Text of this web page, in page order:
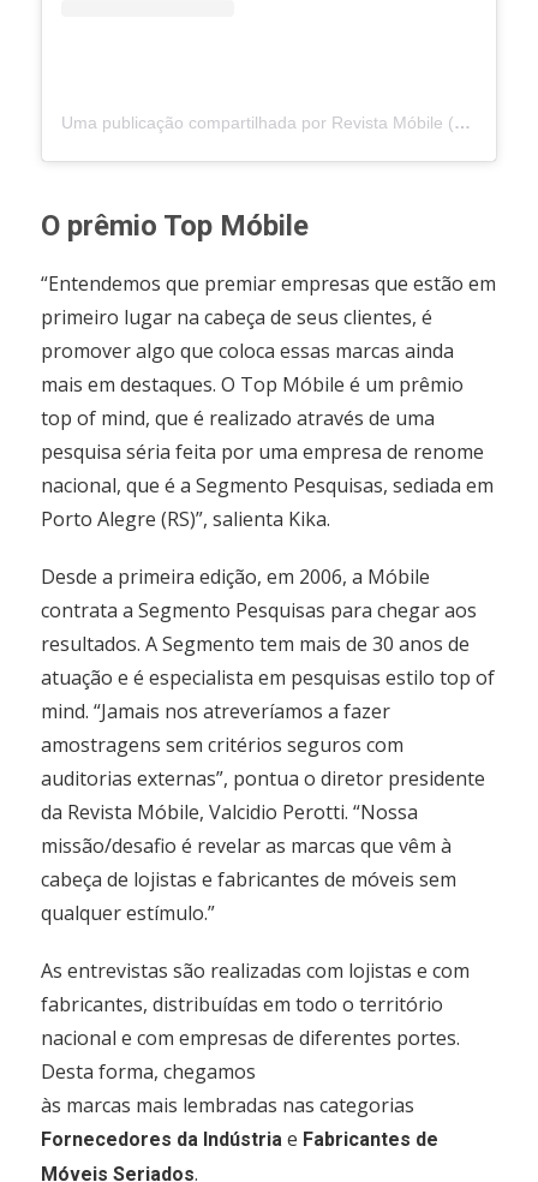
Uma publicação compartilhada por Revista Móbile (@revistamobile360)
O prêmio Top Móbile
“Entendemos que premiar empresas que estão em
primeiro lugar na cabeça de seus clientes, é
promover algo que coloca essas marcas ainda
mais em destaques. O Top Móbile é um prêmio
top of mind, que é realizado através de uma
pesquisa séria feita por uma empresa de renome
nacional, que é a Segmento Pesquisas, sediada em
Porto Alegre (RS)”, salienta Kika.
Desde a primeira edição, em 2006, a Móbile
contrata a Segmento Pesquisas para chegar aos
resultados. A Segmento tem mais de 30 anos de
atuação e é especialista em pesquisas estilo top of
mind. “Jamais nos atreveríamos a fazer
amostragens sem critérios seguros com
auditorias externas”, pontua o diretor presidente
da Revista Móbile, Valcidio Perotti. “Nossa
missão/desafio é revelar as marcas que vêm à
cabeça de lojistas e fabricantes de móveis sem
qualquer estímulo.”
As entrevistas são realizadas com lojistas e com
fabricantes, distribuídas em todo o território
nacional e com empresas de diferentes portes.
Desta forma, chegamos
às marcas mais lembradas nas categorias
Fornecedores da Indústria e Fabricantes de
Móveis Seriados.